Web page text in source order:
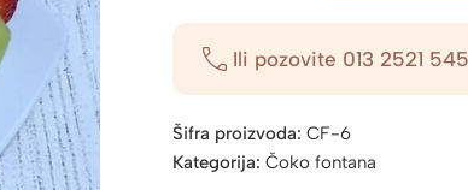
Ili pozovite 013 2521 545
Šifra proizvoda: CF-6
Kategorija: Čoko fontana